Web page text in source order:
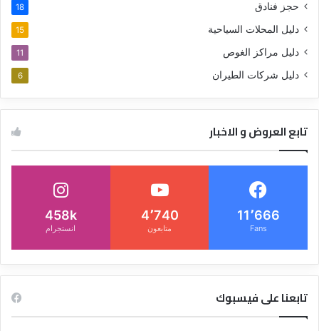
حجز فنادق 18
دليل المحلات السياحية 15
دليل مراكز الغوص 11
دليل شركات الطيران 6
تابع العروض و الاخبار
11٬666
Fans
4٬740
متابعون
458k
انستجرام
تابعنا على فيسبوك